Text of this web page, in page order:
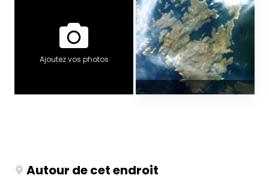
Ajoutez vos photos
Autour de cet endroit